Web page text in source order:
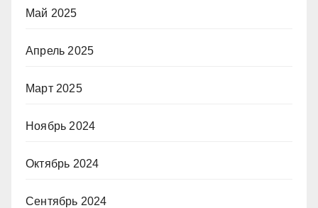
Май 2025
Апрель 2025
Март 2025
Ноябрь 2024
Октябрь 2024
Сентябрь 2024